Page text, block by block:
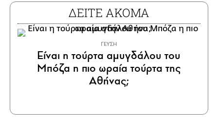
ΔΕΙΤΕ ΑΚΟΜΑ
ΓΕΥΣΗ
Είναι η τούρτα αμυγδάλου του
Μπόζα η πιο ωραία τούρτα της
Αθήνας;